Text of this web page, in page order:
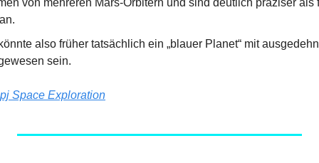
von mehreren Mars-Orbitern und sind deutlich präziser als
also früher tatsächlich ein „blauer Planet“ mit
sein.
Space Exploration